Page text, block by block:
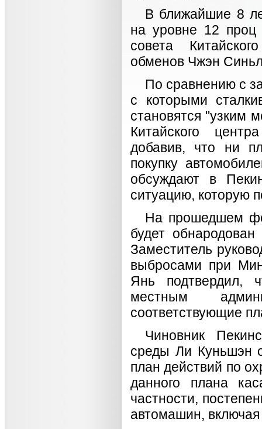
В ближайшие 8
на уровне 12 проц
совета
обменов Чжэн
По сравнению с
с которыми
становятся "узким
Китайского
добавив, что ни
покупку
обсуждают в
ситуацию, которую
На прошедшем
будет
Заместитель
выбросами при
Янь подтвердил,
местным
соответствующие
Чиновник
среды Ли Куньшэн
план действий по
данного плана
частности,
автомашин,